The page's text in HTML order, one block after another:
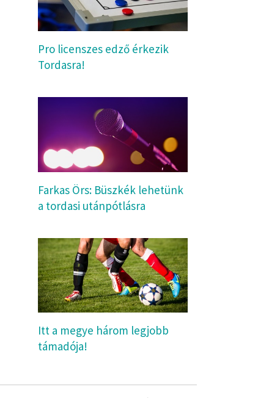
Pro licenszes edző érkezik
Tordasra!
Farkas Örs: Büszkék lehetünk
a tordasi utánpótlásra
Itt a megye három legjobb
támadója!